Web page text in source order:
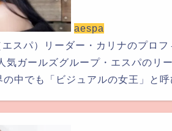
aespa
スパ）リーダー・カリナのプロフ
気ガールズグループ・エスパのリ
の中でも「ビジュアルの女王」と